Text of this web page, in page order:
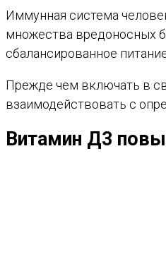
Иммунная система
множества вредоносных
сбалансированное
Прежде чем включать в
взаимодействовать с
Витамин Д3